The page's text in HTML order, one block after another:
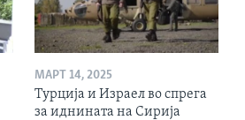
МАРТ 14, 2025
Турција и Израел во спрега
за иднината на Сирија